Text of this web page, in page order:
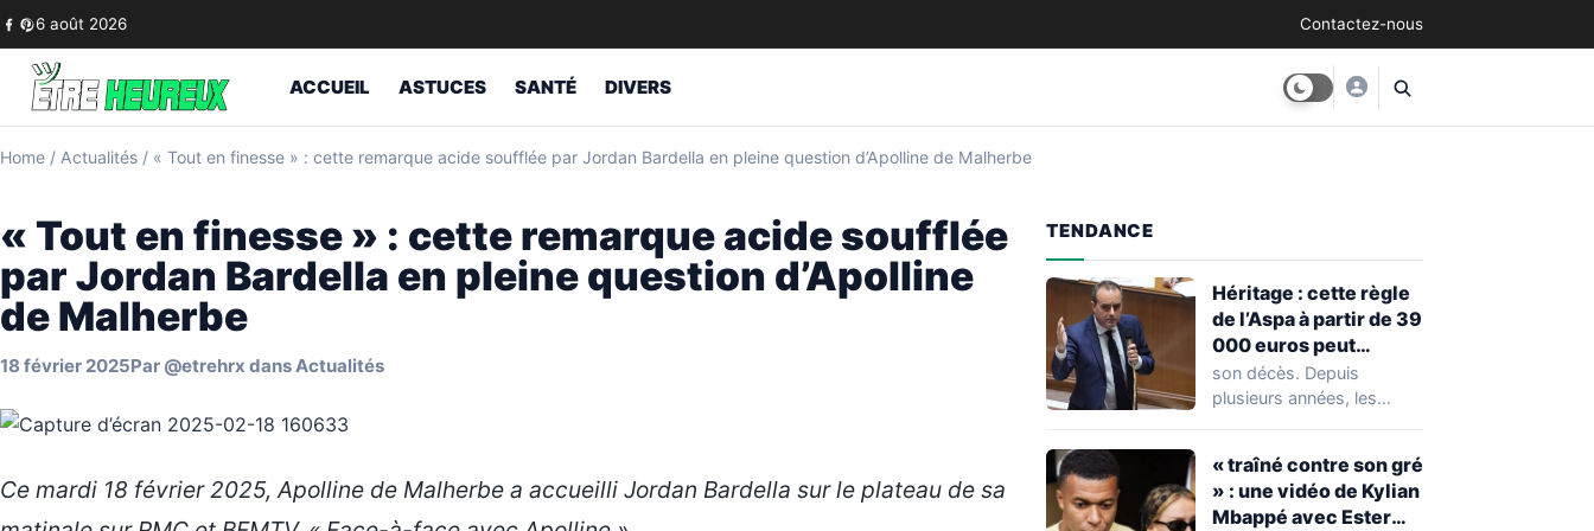
Skip to content
6 août 2026 Contactez-nous
ACCUEIL ASTUCES SANTÉ DIVERS
Home / Actualités / « Tout en finesse » : cette remarque acide soufflée par Jordan Bardella en pleine question d’Apolline de Malherbe
« Tout en finesse » : cette remarque acide soufflée
par Jordan Bardella en pleine question d’Apolline
de Malherbe
18 février 2025Par @etrehrx dansActualités
Ce mardi 18 février 2025, Apolline de Malherbe a accueilli Jordan Bardella sur le plateau de sa
TENDANCE
Héritage : cette règle
de l’Aspa à partir de 39
000 euros peut
réserver une
mauvaise surprise à
son décès. Depuis
plusieurs années, les
concernant le seuil…
« traîné contre son gré
» : une vidéo de Kylian
Mbappé avec Ester